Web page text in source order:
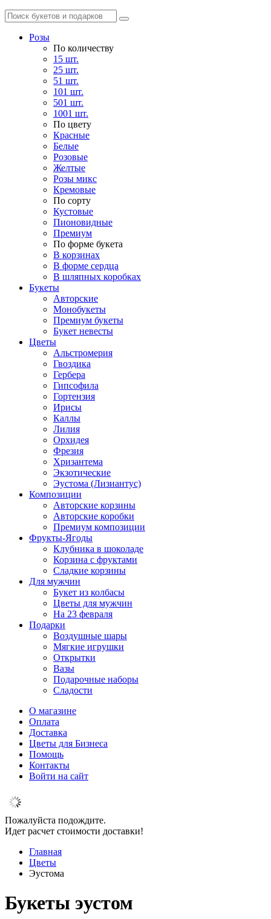
Розы
По количеству
15 шт.
25 шт.
51 шт.
101 шт.
501 шт.
1001 шт.
По цвету
Красные
Белые
Розовые
Желтые
Розы микс
Кремовые
По сорту
Кустовые
Пионовидные
Премиум
По форме букета
В корзинах
В форме сердца
В шляпных коробках
Букеты
Авторские
Монобукеты
Премиум букеты
Букет невесты
Цветы
Альстромерия
Гвоздика
Гербера
Гипсофила
Гортензия
Ирисы
Каллы
Лилия
Орхидея
Фрезия
Хризантема
Экзотические
Эустома (Лизиантус)
Композиции
Авторские корзины
Авторские коробки
Премиум композиции
Фрукты-Ягоды
Клубника в шоколаде
Корзина с фруктами
Сладкие корзины
Для мужчин
Букет из колбасы
Цветы для мужчин
На 23 февраля
Подарки
Воздушные шары
Мягкие игрушки
Открытки
Вазы
Подарочные наборы
Сладости
О магазине
Оплата
Доставка
Цветы для Бизнеса
Помощь
Контакты
Войти на сайт
Пожалуйста подождите.
Идет расчет стоимости доставки!
Главная
Цветы
Эустома
Букеты эустом